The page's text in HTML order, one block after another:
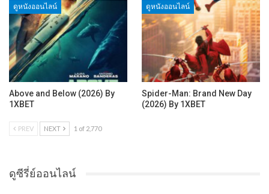
ดูหนังออนไลน์
Above and Below (2026) By
1XBET
ดูหนังออนไลน์
Spider-Man: Brand New Day
(2026) By 1XBET
PREV NEXT 1 of 2,770
ดูซีรี่ย์ออนไลน์